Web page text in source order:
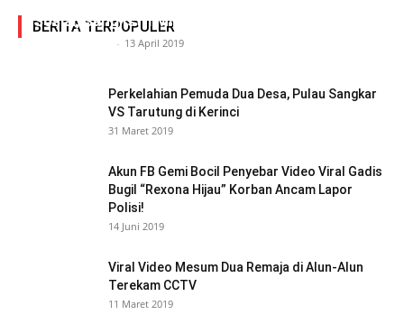
BERITA TERPOPULER
Sosial, Sang Istri Miliki Bukti Video Mesum Hot
- 13 April 2019
Perkelahian Pemuda Dua Desa, Pulau Sangkar
VS Tarutung di Kerinci
31 Maret 2019
Akun FB Gemi Bocil Penyebar Video Viral Gadis
Bugil “Rexona Hijau” Korban Ancam Lapor
Polisi!
14 Juni 2019
Viral Video Mesum Dua Remaja di Alun-Alun
Terekam CCTV
11 Maret 2019